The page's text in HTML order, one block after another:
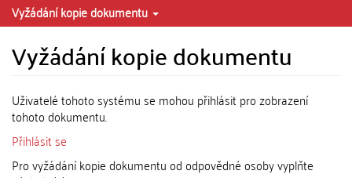
Vyžádání kopie dokumentu
Vyžádání kopie dokumentu
Uživatelé tohoto systému se mohou přihlásit pro zobrazení
tohoto dokumentu.
Přihlásit se
Pro vyžádání kopie dokumentu od odpovědné osoby vyplňte